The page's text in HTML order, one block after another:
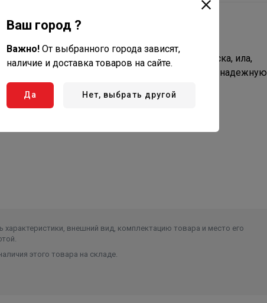
механических загрязнений более 130 мкм: песка, ила,
полимерных дисков, который обеспечивает надежную
внешний вид, комплектацию товара и место его
этого товара на складе.
Ваш город ?
Важно! От выбранного города зависят,
наличие и доставка товаров на сайте.
Да Нет, выбрать другой